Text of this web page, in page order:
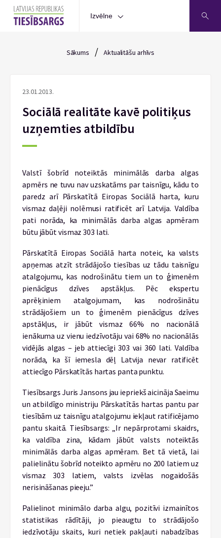
Izvēlne
Sākums / Aktualitāšu arhīvs
23.01.2013.
Sociālā realitāte kavē politiķus
uzņemties atbildību
Valstī šobrīd noteiktās minimālās darba algas
apmērs ne tuvu nav uzskatāms par taisnīgu, kādu to
paredz arī Pārskatītā Eiropas Sociālā harta, kuru
vismaz daļēji nolēmusi ratificēt arī Latvija. Valdība
pati norāda, ka minimālās darba algas apmēram
būtu jābūt vismaz 303 lati.
Pārskatītā Eiropas Sociālā harta noteic, ka valsts
apņemas atzīt strādājošo tiesības uz tādu taisnīgu
atalgojumu, kas nodrošinātu tiem un to ģimenēm
pienācīgus dzīves apstākļus. Pēc ekspertu
aprēķiniem atalgojumam, kas nodrošinātu
strādājošiem un to ģimenēm pienācīgus dzīves
apstākļus, ir jābūt vismaz 66% no nacionālā
ienākuma uz vienu iedzīvotāju vai 68% no nacionālās
vidējās algas – jeb attiecīgi 303 vai 360 lati. Valdība
norāda, ka šī iemesla dēļ Latvija nevar ratificēt
attiecīgo Pārskatītās hartas panta punktu.
Tiesībsargs Juris Jansons jau iepriekš aicināja Saeimu
un atbildīgo ministriju Pārskatītās hartas pantu par
tiesībām uz taisnīgu atalgojumu iekļaut ratificējamo
pantu skaitā. Tiesībsargs: „Ir nepārprotami skaidrs,
ka valdība zina, kādam jābūt valsts noteiktās
minimālās darba algas apmēram. Bet tā vietā, lai
palielinātu šobrīd noteikto apmēru no 200 latiem uz
vismaz 303 latiem, valsts izvēlas nogaidošās
nerisināšanas pieeju.”
Palielinot minimālo darba algu, pozitīvi izmainītos
statistikas rādītāji, jo pieaugtu to strādājošo
iedzīvotāju skaits, kuri netiek pakļauti nabadzības